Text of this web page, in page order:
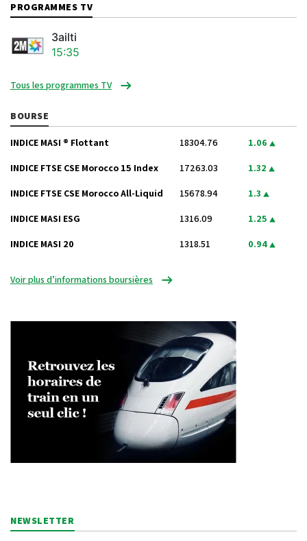
PROGRAMMES TV
3ailti
15:35
Tous les programmes TV
BOURSE
INDICE MASI ® Flottant 18304.76 1.06
INDICE FTSE CSE Morocco 15 Index 17263.03 1.32
INDICE FTSE CSE Morocco All-Liquid 15678.94 1.3
INDICE MASI ESG 1316.09 1.25
INDICE MASI 20 1318.51 0.94
Voir plus d’informations boursières
NEWSLETTER